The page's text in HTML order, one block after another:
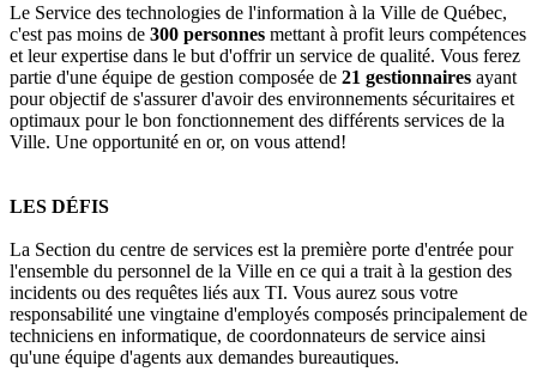
Le Service des technologies de l'information à la Ville de Québec,
c'est pas moins de 300 personnes mettant à profit leurs compétences
et leur expertise dans le but d'offrir un service de qualité. Vous ferez
partie d'une équipe de gestion composée de 21 gestionnaires ayant
pour objectif de s'assurer d'avoir des environnements sécuritaires et
optimaux pour le bon fonctionnement des différents services de la
Ville. Une opportunité en or, on vous attend!
LES DÉFIS
La Section du centre de services est la première porte d'entrée pour
l'ensemble du personnel de la Ville en ce qui a trait à la gestion des
incidents ou des requêtes liés aux TI. Vous aurez sous votre
responsabilité une vingtaine d'employés composés principalement de
techniciens en informatique, de coordonnateurs de service ainsi
qu'une équipe d'agents aux demandes bureautiques.